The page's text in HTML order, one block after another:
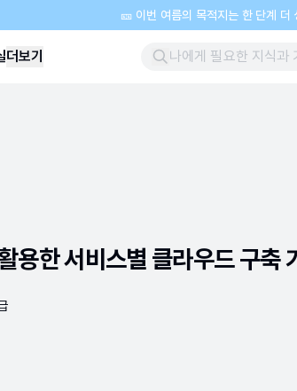
🎫 이번 여름의 목적지는 한 단계
더보기
한 서비스별 클라우드 구축